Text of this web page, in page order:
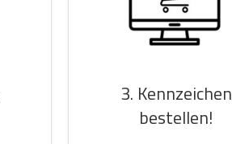
3. Kennzeichen
bestellen!